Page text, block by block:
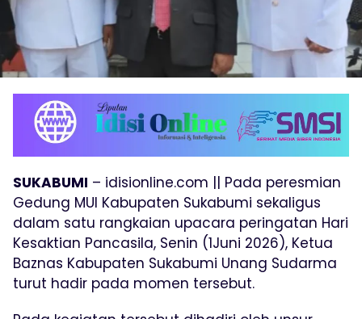
SUKABUMI – idisionline.com || Pada peresmian
Gedung MUI Kabupaten Sukabumi sekaligus
dalam satu rangkaian upacara peringatan Hari
Kesaktian Pancasila, Senin (1Juni 2026), Ketua
Baznas Kabupaten Sukabumi Unang Sudarma
turut hadir pada momen tersebut.